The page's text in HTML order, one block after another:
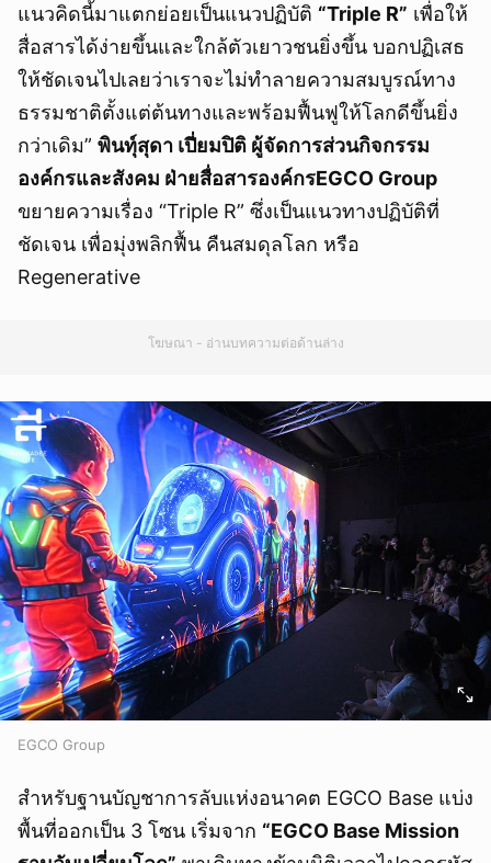
แนวคิดนี้มาแตกย่อยเป็นแนวปฏิบัติ “Triple R” เพื่อให้
สื่อสารได้ง่ายขึ้นและใกล้ตัวเยาวชนยิ่งขึ้น บอกปฏิเสธ
ให้ชัดเจนไปเลยว่าเราจะไม่ทำลายความสมบูรณ์ทาง
ธรรมชาติตั้งแต่ต้นทางและพร้อมฟื้นฟูให้โลกดีขึ้นยิ่ง
กว่าเดิม” พินทุ์สุดา เปี่ยมปิติ ผู้จัดการส่วนกิจกรรม
องค์กรและสังคม ฝ่ายสื่อสารองค์กรEGCO Group
ขยายความเรื่อง “Triple R” ซึ่งเป็นแนวทางปฏิบัติที่
ชัดเจน เพื่อมุ่งพลิกฟื้น คืนสมดุลโลก หรือ
Regenerative
โฆษณา - อ่านบทความต่อด้านล่าง
EGCO Group
สำหรับฐานบัญชาการลับแห่งอนาคต EGCO Base แบ่ง
พื้นที่ออกเป็น 3 โซน เริ่มจาก “EGCO Base Mission